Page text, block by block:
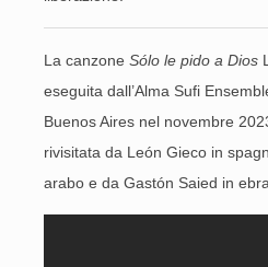
La canzone Sólo le pido a Dios
eseguita dall’Alma Sufi
Buenos Aires nel novembre
rivisitata da León Gieco in
arabo e da Gastón Saied in